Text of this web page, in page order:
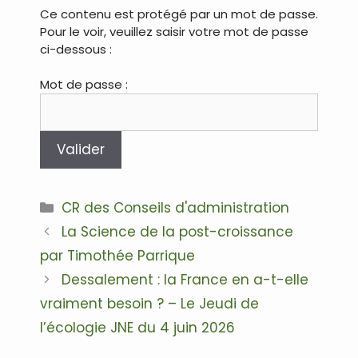
Ce contenu est protégé par un mot de passe.
Pour le voir, veuillez saisir votre mot de passe
ci-dessous :
Mot de passe :
Catégories
CR des Conseils d'administration
Navigation
des
articles
La Science de la post-croissance
par Timothée Parrique
Dessalement : la France en a-t-elle
vraiment besoin ? – Le Jeudi de
l’écologie JNE du 4 juin 2026